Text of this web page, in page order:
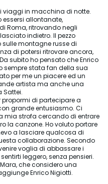
viaggi in macchina di notte.
essersi allontanate,
Roma, ritrovando negli
indietro. Il pezzo
montagne russe di
di potersi ritrovare ancora,
subito ho pensato che Enrico
sempre stata fan della sua
per me un piacere ed un
artista ma anche una
Sattei.
di partecipare a
grande entusiasmo. Ci
mia strofa cercando di entrare
la canzone. Ho voluto portare
a lasciare qualcosa di
collaborazione. Secondo
voglia di abbassare i
leggero, senza pensieri.
che considero una
Enrico Nigiotti.